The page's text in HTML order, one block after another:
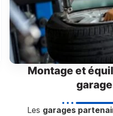
Montage et
garage
Les garages